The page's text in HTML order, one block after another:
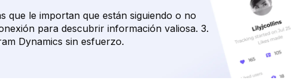
que le importan que están siguiendo o no
para descubrir información valiosa. 3.
Dynamics sin esfuerzo.